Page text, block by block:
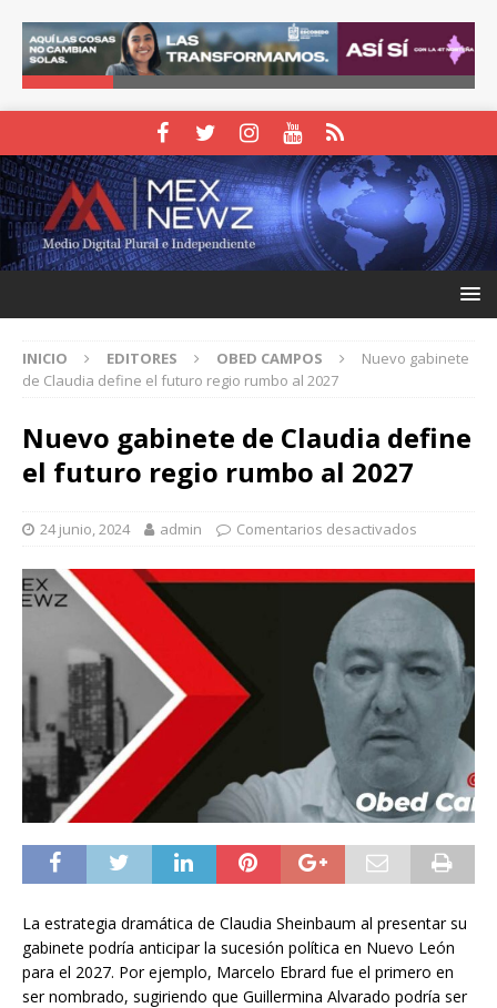
INICIO EDITORES OBED CAMPOS
Nuevo gabinete
de Claudia define el futuro regio rumbo al 2027
Nuevo gabinete de Claudia define
el futuro regio rumbo al 2027
24 junio, 2024 admin Comentarios desactivados
La estrategia dramática de Claudia Sheinbaum al presentar su
gabinete podría anticipar la sucesión política en Nuevo León
para el 2027. Por ejemplo, Marcelo Ebrard fue el primero en
ser nombrado, sugiriendo que Guillermina Alvarado podría ser